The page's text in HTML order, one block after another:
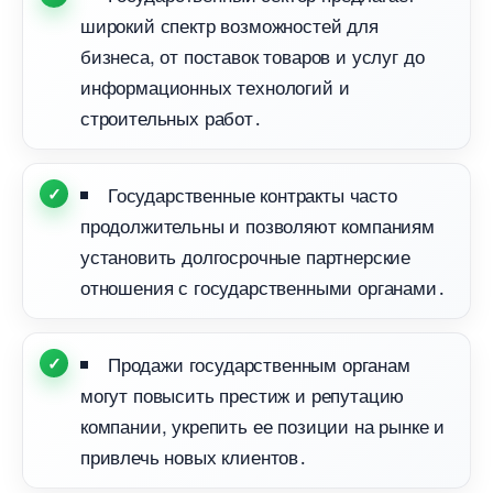
широкий спектр возможностей для
изнеса, от поставок товаров и услуг до
информационных технологий и
строительных работ․
Государственные контракты часто
продолжительны и позволяют компаниям
установить долгосрочные партнерские
отношения с государственными органами․
Продажи государственным органам
могут повысить престиж и репутацию
компании, укрепить ее позиции на рынке и
привлечь новых клиентов․